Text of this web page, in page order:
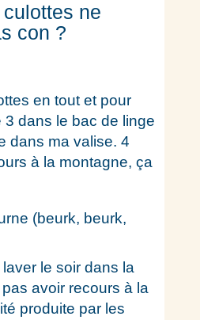
ne
con ?
en tout et pour
3 dans le bac de linge
dans ma valise. 4
à la montagne, ça
(beurk, beurk,
le soir dans la
avoir recours à la
produite par les